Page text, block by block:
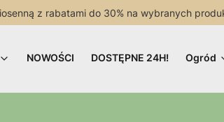
z rabatami do 30% na wybranych
NOWOŚCI DOSTĘPNE 24H! Ogród